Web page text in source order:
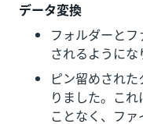
データ変換
フォルダーと
されるようにな
ピン留めされ
りました。こ
ことなく、フ